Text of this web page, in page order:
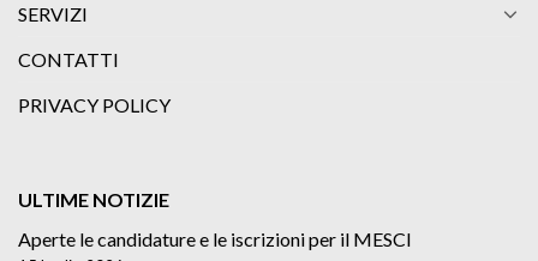
SERVIZI
CONTATTI
PRIVACY POLICY
ULTIME NOTIZIE
Aperte le candidature e le iscrizioni per il MESCI